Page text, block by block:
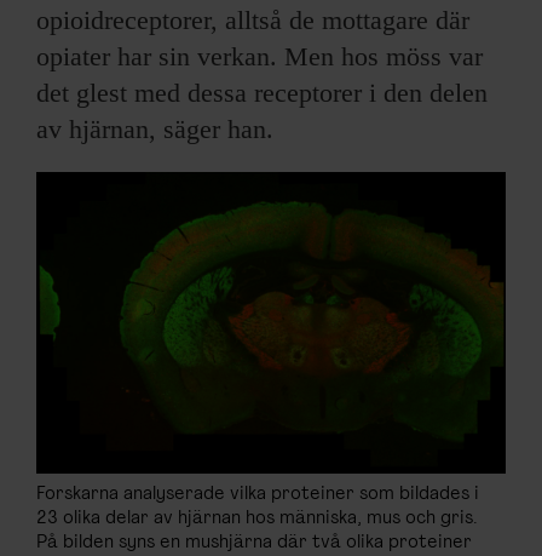
opioidreceptorer, alltså de mottagare där
opiater har sin verkan. Men hos möss var
det glest med dessa receptorer i den delen
av hjärnan, säger han.
Forskarna analyserade vilka proteiner som bildades i
23 olika delar av hjärnan hos människa, mus och gris.
På bilden syns en mushjärna där två olika proteiner